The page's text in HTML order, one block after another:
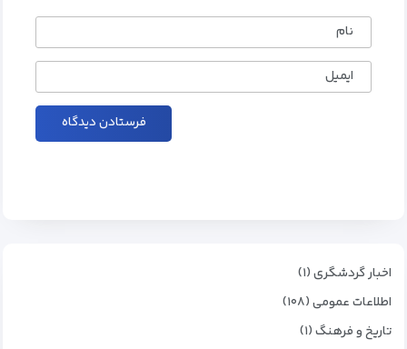
نام
ایمیل
اخبار گردشگری (۱)
اطلاعات عمومی (۱۰۸)
تاریخ و فرهنگ (۱)